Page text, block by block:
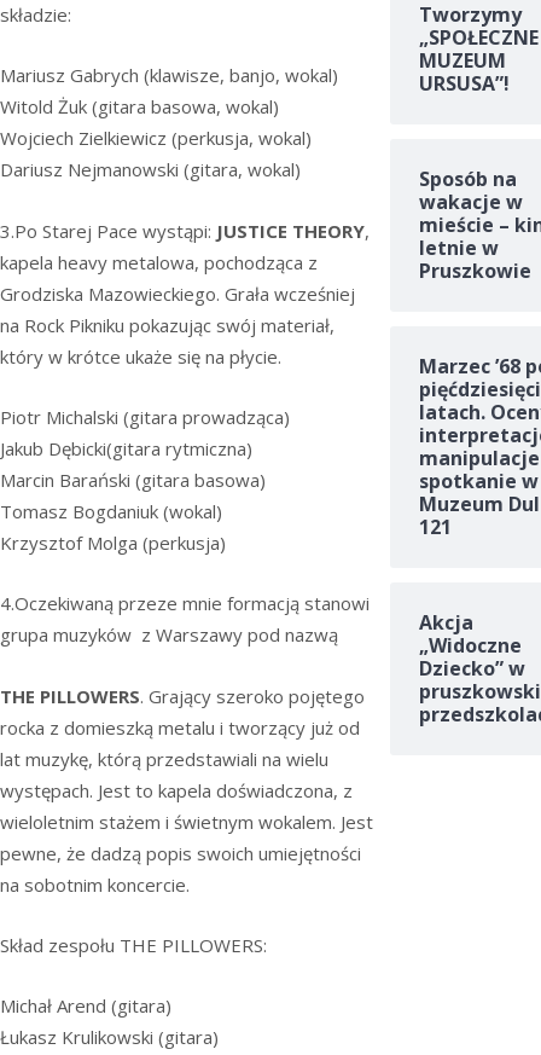
składzie:
Mariusz Gabrych (klawisze, banjo, wokal)
Witold Żuk (gitara basowa, wokal)
Wojciech Zielkiewicz (perkusja, wokal)
Dariusz Nejmanowski (gitara, wokal)
3.Po Starej Pace wystąpi: JUSTICE THEORY,
kapela heavy metalowa, pochodząca z
Grodziska Mazowieckiego. Grała wcześniej
na Rock Pikniku pokazując swój materiał,
który w krótce ukaże się na płycie.
Piotr Michalski (gitara prowadząca)
Jakub Dębicki(gitara rytmiczna)
Marcin Barański (gitara basowa)
Tomasz Bogdaniuk (wokal)
Krzysztof Molga (perkusja)
4.Oczekiwaną przeze mnie formacją stanowi
grupa muzyków z Warszawy pod nazwą
THE PILLOWERS. Grający szeroko pojętego
rocka z domieszką metalu i tworzący już od
lat muzykę, którą przedstawiali na wielu
występach. Jest to kapela doświadczona, z
wieloletnim stażem i świetnym wokalem. Jest
pewne, że dadzą popis swoich umiejętności
na sobotnim koncercie.
Skład zespołu THE PILLOWERS:
Michał Arend (gitara)
Łukasz Krulikowski (gitara)
Tworzymy
„SPOŁECZNE
MUZEUM
URSUSA”!
Sposób na
wakacje w
mieście –
letnie w
Pruszkowie
Marzec ’68
latach.
spotkanie w
Muzeum
121
Akcja
„Widoczne
Dziecko” w